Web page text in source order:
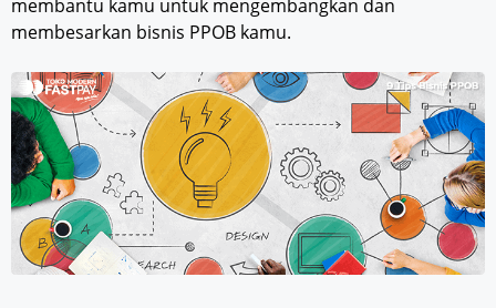
membantu kamu untuk mengembangkan dan
membesarkan bisnis PPOB kamu.